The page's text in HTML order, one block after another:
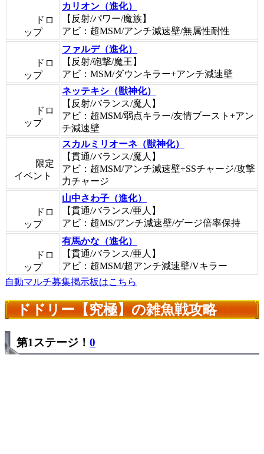
ドロ
ップ
カリオン（進化）
【反射/パワー/魔族】
アビ：超MSM/アンチ減速壁/無属性耐性
ドロ
ップ
ファルデ（進化）
【反射/砲撃/魔王】
アビ：MSM/ダウンキラー+アンチ減速壁
ドロ
ップ
ネッテキシ（獣神化）
【反射/バランス/魔人】
アビ：超MSM/弱点キラー/友情ブースト+アン
チ減速壁
限定
イベント
スカルミリオーネ（獣神化）
【貫通/バランス/魔人】
アビ：超MSM/アンチ減速壁+SSチャージ/攻撃
力チャージ
ドロ
ップ
山中さわ子（進化）
【貫通/バランス/亜人】
アビ：超MS/アンチ減速壁/ゲージ倍率保持
ドロ
ップ
有馬かな（進化）
【貫通/バランス/亜人】
アビ：超MSM/超アンチ減速壁/Vキラー
自動マルチ募集掲示板はこちら
ドドリー【究極】の雑魚戦攻略
第1ステージ！ 0